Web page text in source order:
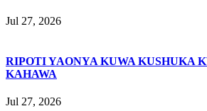
Jul 27, 2026
RIPOTI YAONYA KUWA KUSHUKA
KAHAWA
Jul 27, 2026